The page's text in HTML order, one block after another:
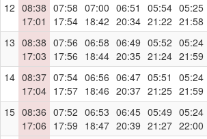
12 08:38
17:01
07:58
17:54
07:00
18:42
06:51
20:34
05:54
21:22
05:25
21:58
13 08:38
17:03
07:56
17:56
06:58
18:44
06:49
20:35
05:52
21:24
05:24
21:59
14 08:37
17:04
07:54
17:57
06:56
18:46
06:47
20:37
05:51
21:25
05:24
21:59
15 08:36
17:06
07:52
17:59
06:53
18:47
06:45
20:39
05:49
21:27
05:24
22:00